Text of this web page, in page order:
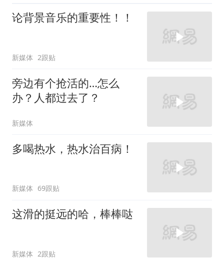
论背景音乐的重要性！！
新媒体 2跟贴
旁边有个抢活的…怎么
办？人都过去了？
新媒体
多喝热水，热水治百病！
新媒体 69跟贴
这滑的挺远的哈，棒棒哒
新媒体 2跟贴